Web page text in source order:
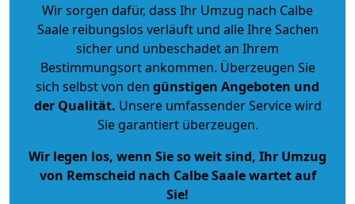
Wir sorgen dafür, dass Ihr Umzug nach Calbe
Saale reibungslos verläuft und alle Ihre Sachen
sicher und unbeschadet an Ihrem
Bestimmungsort ankommen. Überzeugen Sie
sich selbst von den günstigen Angeboten und
der Qualität. Unsere umfassender Service wird
Sie garantiert überzeugen.
Wir legen los, wenn Sie so weit sind, Ihr Umzug
von Remscheid nach Calbe Saale wartet auf
Sie!